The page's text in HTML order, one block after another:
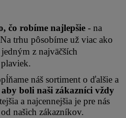
čo robíme najlepšie - na
trhu pôsobíme už viac ako
z najväčších
náš sortiment o ďalšie a
aby boli naši zákazníci vždy
a najcennejšia je pre nás
našich zákazníkov.